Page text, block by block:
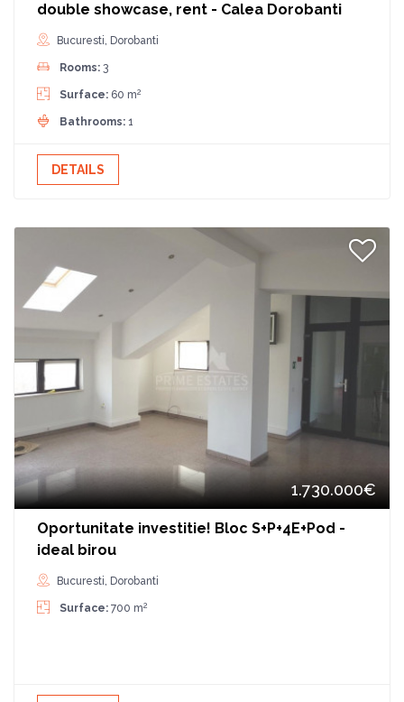
double showcase, rent - Calea Dorobanti
Bucuresti, Dorobanti
Rooms: 3
Surface: 60 m2
Bathrooms: 1
DETAILS
1.730.000€
Oportunitate investitie! Bloc S+P+4E+Pod -
ideal birou
Bucuresti, Dorobanti
Surface: 700 m2